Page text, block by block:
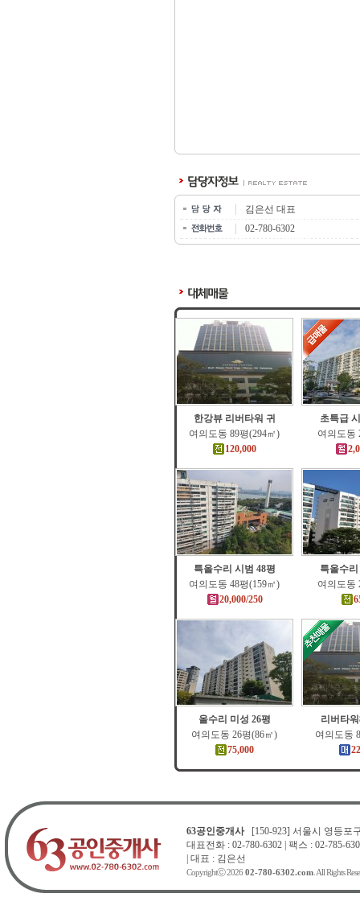
김은선 대표
02-780-6302
한강뷰 리버타워 귀
여의도동 89평(294㎡)
120,000
초특급
여의도동
특올수리 시범 48평
여의도동 48평(159㎡)
20,000/250
특올수
여의도동
올수리 미성 26평
여의도동 26평(86㎡)
75,000
리버타
여의도동
63공인중개사[150-923] 서울시 영등포
대표전화 : 02-780-6302 | 팩스 : 02-785-
| 대표 : 김은선
Copyrightⓒ 2026 02-780-6302.com. All Rights